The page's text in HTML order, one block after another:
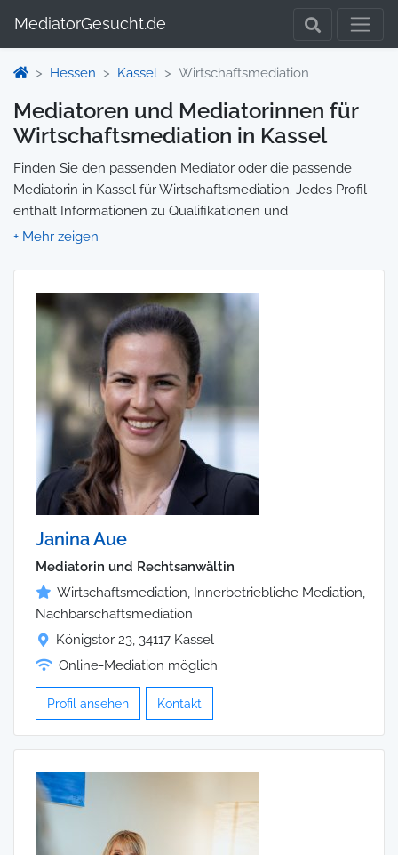
MediatorGesucht.de
Hessen Kassel Wirtschaftsmediation
Mediatoren und Mediatorinnen für
Wirtschaftsmediation in Kassel
Finden Sie den passenden Mediator oder die passende
Mediatorin in Kassel für Wirtschaftsmediation. Jedes Profil
enthält Informationen zu Qualifikationen und
Spezialisierungen, sodass Sie gezielt die richtige Person für
Wir selbst vermitteln keine Mediationen, sondern stellen die
Plattform zur Verfügung, um Ihnen die Suche zu erleichtern.
Janina Aue
Mediatorin und Rechtsanwältin
Wirtschaftsmediation, Innerbetriebliche Mediation,
Nachbarschaftsmediation
Königstor 23, 34117 Kassel
Online-Mediation möglich
Profil ansehen Kontakt